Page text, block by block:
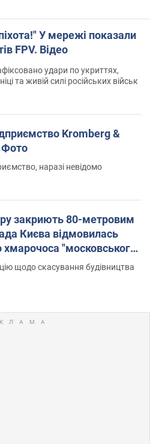
У мережі показали
FPV. Відео
удари по укриттях,
та живій силі російських військ
Kromberg &
Фото
наразі невідомо
закриють 80-метровим
Києва відмовилась
хмарочоса "московського
щодо скасування будівництва